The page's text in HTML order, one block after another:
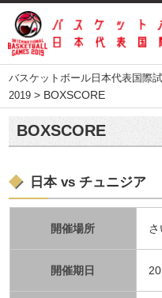
バスケットボール日本代表国際
2019 > BOXSCORE
BOXSCORE
日本 vs チュニジア
開催場所
開催期日